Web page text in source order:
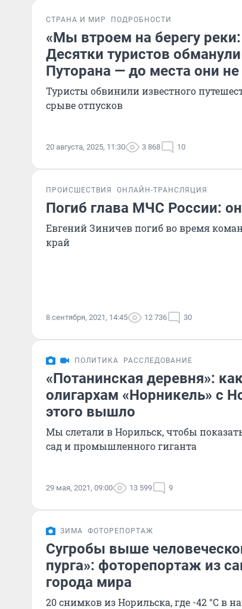
СТРАНА И МИР ПОДРОБНОСТИ
«Мы втроем на берегу
Десятки туристов
Путорана — до места они не
Туристы обвинили известного
срыве отпусков
20 августа, 2025, 11:30 3 868 10
ПРОИСШЕСТВИЯ ОНЛАЙН-ТРАНСЛЯЦИЯ
Погиб глава МЧС России:
Евгений Зиничев погиб во время
край
8 сентября, 2021, 14:45 12 736 30
ПОЛИТИКА РАССЛЕДОВАНИЕ
«Потанинская деревня»:
олигархам «Норникель» с
этого вышло
Мы слетали в Норильск, чтобы
сад и промышленного гиганта
29 мая, 2021, 09:00 13 599 9
ЗИМА ФОТОРЕПОРТАЖ
Сугробы выше
пурга»: фоторепортаж из
города мира
20 снимков из Норильска, где -42 °С в